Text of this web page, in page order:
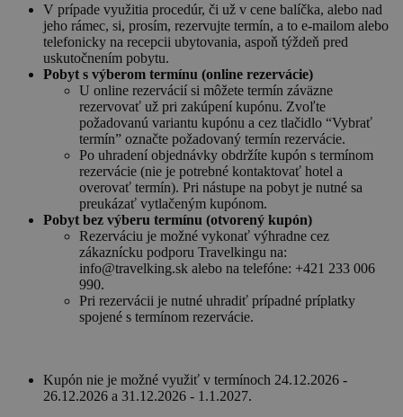
V prípade využitia procedúr, či už v cene balíčka, alebo nad
jeho rámec, si, prosím, rezervujte termín, a to e-mailom alebo
telefonicky na recepcii ubytovania, aspoň týždeň pred
uskutočnením pobytu.
Pobyt s výberom termínu (online rezervácie)
U online rezervácií si môžete termín záväzne
rezervovať už pri zakúpení kupónu. Zvoľte
požadovanú variantu kupónu a cez tlačidlo “Vybrať
termín” označte požadovaný termín rezervácie.
Po uhradení objednávky obdržíte kupón s termínom
rezervácie (nie je potrebné kontaktovať hotel a
overovať termín). Pri nástupe na pobyt je nutné sa
preukázať vytlačeným kupónom.
Pobyt bez výberu termínu (otvorený kupón)
Rezerváciu je možné vykonať výhradne cez
zákaznícku podporu Travelkingu na:
info@travelking.sk alebo na telefóne: +421 233 006
990.
Pri rezervácii je nutné uhradiť prípadné príplatky
spojené s termínom rezervácie.
Kupón nie je možné využiť v termínoch 24.12.2026 -
26.12.2026 a 31.12.2026 - 1.1.2027.